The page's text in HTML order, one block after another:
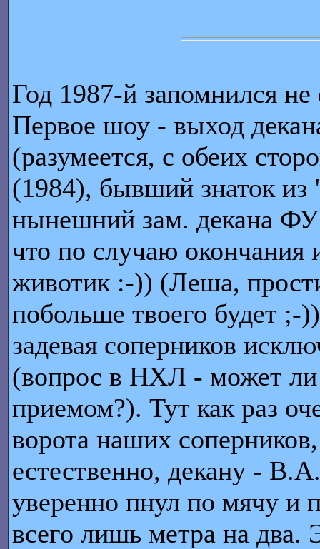
Год 1987-й запомнился
Первое шоу - выход
(разумеется, с обеих
(1984), бывший знаток из
нынешний зам. декана
что по случаю окончания
животик :-)) (Леша,
побольше твоего будет ;-
задевая соперников
(вопрос в НХЛ - может ли
приемом?). Тут как раз
ворота наших
естественно, декану -
уверенно пнул по мячу и
всего лишь метра на